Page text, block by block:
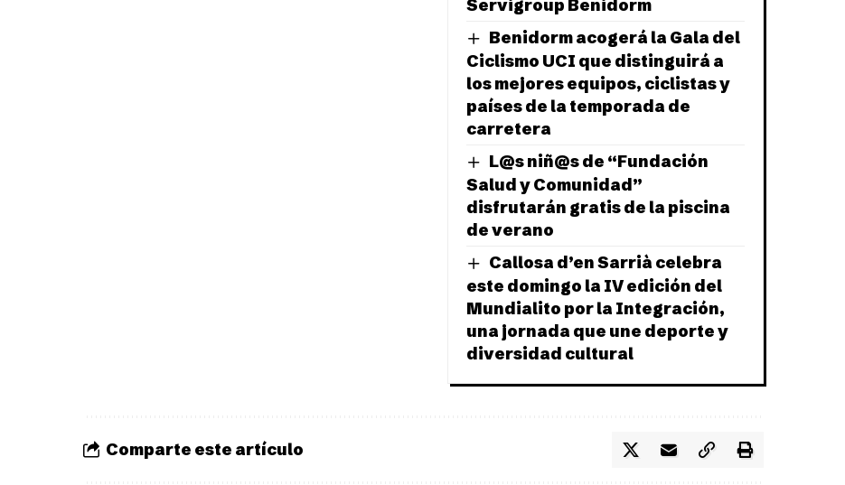
Servigroup Benidorm
Benidorm acogerá la Gala del
Ciclismo UCI que distinguirá a
los mejores equipos, ciclistas y
países de la temporada de
carretera
L@s niñ@s de “Fundación
Salud y Comunidad”
disfrutarán gratis de la piscina
de verano
Callosa d’en Sarrià celebra
este domingo la IV edición del
Mundialito por la Integración,
una jornada que une deporte y
diversidad cultural
Comparte este artículo